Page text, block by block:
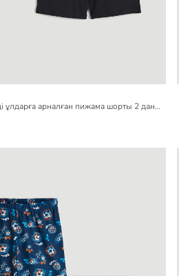
серпімді белді ұлдарға арналған пижама шорты 2 данадан тұратын